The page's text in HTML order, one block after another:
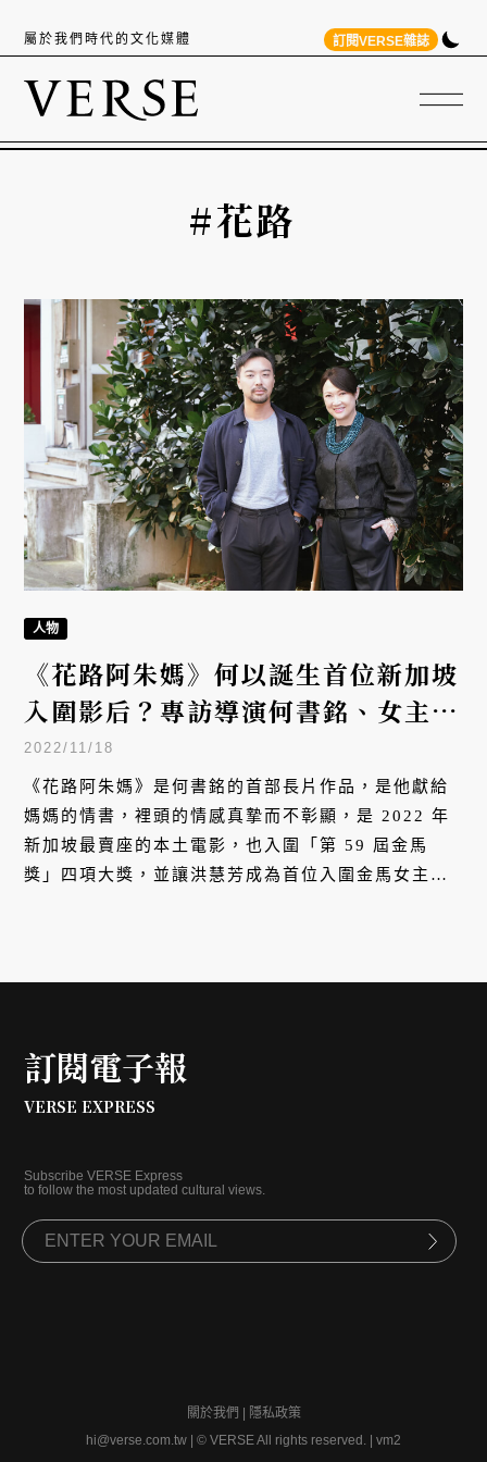
屬於我們時代的文化媒體 訂閱VERSE雜誌
#花路
人物
《花路阿朱媽》何以誕生首位新加坡
入圍影后？專訪導演何書銘、女主角
洪慧芳
2022/11/18
《花路阿朱媽》是何書銘的首部長片作品，是他獻給
媽媽的情書，裡頭的情感真摯而不彰顯，是 2022 年
新加坡最賣座的本土電影，也入圍「第 59 屆金馬
獎」四項大獎，並讓洪慧芳成為首位入圍金馬女主角
訂閱電子報
VERSE EXPRESS
Subscribe VERSE Express
to follow the most updated cultural views.
關於我們
隱私政策
hi@verse.com.tw
© VERSE All rights reserved. | vm2